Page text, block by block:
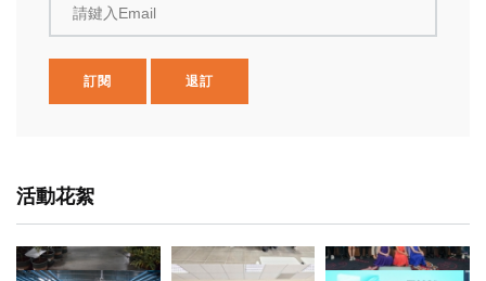
請鍵入Email
訂閱 退訂
活動花絮